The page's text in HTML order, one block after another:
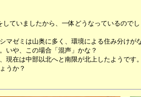
ていましたから、一体どうなっているのでし
マゼミは山奥に多く、環境による住み分けが
いや、この場合「混声」かな？
在は中部以北へと南限が北上したようです。
うか？